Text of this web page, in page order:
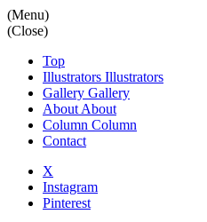
(Menu)
(Close)
Top
Illustrators Illustrators
Gallery Gallery
About About
Column Column
Contact
X
Instagram
Pinterest